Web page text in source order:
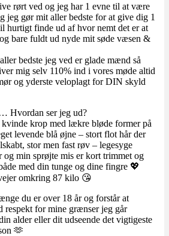
rørt ved og jeg har 1 evne til at være
jeg gør mit aller bedste for at give dig 1
hurtigt finde ud af hvor nemt det er at
bare fuldt ud nyde mit søde væsen &
bedste jeg ved er glade mænd så
mig selv 110% ind i vores møde altid
og yderste veloplagt for DIN skyld
Hvordan ser jeg ud?
krop med lækre bløde former på
levende blå øjne – stort flot hår der
stor men fast røv – legesyge
og min sprøjte mis er kort trimmet og
med din tunge og dine fingre 💖
omkring 87 kilo 😘
du er over 18 år og forstår at
respekt for mine grænser jeg går
alder eller dit udseende det vigtigeste
🫶